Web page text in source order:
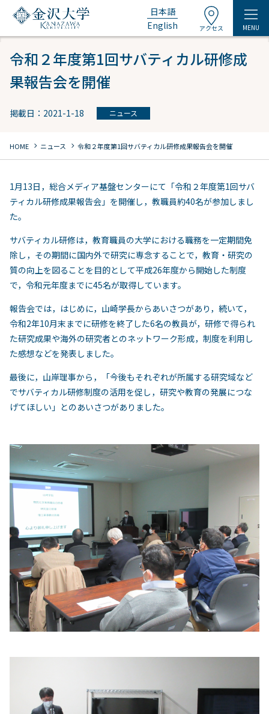
日本語
English
アクセス MENU
令和２年度第1回サバティカル研修成
果報告会を開催
掲載日：2021-1-18 ニュース
HOME chevron_right ニュース chevron_right 令和２年度第1回サバティカル研修成果報告会を開催
1月13日，総合メディア基盤センターにて「令和２年度第1回サバ
ティカル研修成果報告会」を開催し，教職員約40名が参加しまし
た。
サバティカル研修は，教育職員の大学における職務を一定期間免
除し，その期間に国内外で研究に専念することで，教育・研究の
質の向上を図ることを目的として平成26年度から開始した制度
で，令和元年度までに45名が取得しています。
報告会では，はじめに，山崎学長からあいさつがあり，続いて，
令和2年10月末までに研修を終了した6名の教員が，研修で得られ
た研究成果や海外の研究者とのネットワーク形成，制度を利用し
た感想などを発表しました。
最後に，山岸理事から，「今後もそれぞれが所属する研究域など
でサバティカル研修制度の活用を促し，研究や教育の発展につな
げてほしい」とのあいさつがありました。